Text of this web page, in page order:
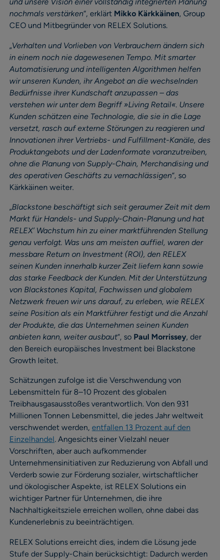
nochmals verstärken“, erklärt Mikko Kärkkäinen, Group
CEO und Mitbegründer von RELEX Solutions.
„Verhalten und Vorlieben von Verbrauchern ändern sich
in einem noch nie dagewesenen Tempo. Mit smarter
Automatisierung und intelligenten Algorithmen helfen
wir unseren Kunden, ihr Angebot an die wechselnden
Bedürfnisse ihrer Kundschaft anzupassen – das
verstehen wir unter dem Begriff »Living Retail«. Unsere
Kunden schätzen eine Technologie, die sie in die Lage
versetzt, rasch auf externe Störungen zu reagieren und
Innovationen ihrer Vertriebs- und Fulfillment-Kanäle, des
Produktangebots und der Ladenformate voranzutreiben,
ohne die Planung von Supply-Chain, Merchandising und
des operativen Geschäfts zu vernachlässigen“, so
Kärkkäinen weiter.
„Blackstone beschäftigt sich seit geraumer Zeit mit dem
Markt für Handels- und Supply-Chain-Planung und hat
RELEX’ Wachstum hin zu einer marktführenden Stellung
genau verfolgt. Was uns am meisten auffiel, waren der
messbare Return on Investment (ROI), den RELEX
seinen Kunden innerhalb kurzer Zeit liefern kann sowie
das starke Feedback der Kunden. Mit der Unterstützung
von Blackstones Kapital, Fachwissen und globalem
Netzwerk freuen wir uns darauf, zu erleben, wie RELEX
seine Position als ein Marktführer festigt und die Anzahl
der Produkte, die das Unternehmen seinen Kunden
anbieten kann, weiter ausbaut“, so Paul Morrissey, der
den Bereich europäisches Investment bei Blackstone
Growth leitet.
Schätzungen zufolge ist die Verschwendung von
Lebensmitteln für 8–10 Prozent des globalen
Treibhausgasausstoßes verantwortlich. Von den 931
Millionen Tonnen Lebensmittel, die jedes Jahr weltweit
verschwendet werden, entfallen 13 Prozent auf den
Einzelhandel. Angesichts einer Vielzahl neuer
Vorschriften, aber auch aufkommender
Unternehmensinitiativen zur Reduzierung von Abfall und
Verderb sowie zur Förderung sozialer, wirtschaftlicher
und ökologischer Aspekte, ist RELEX Solutions ein
wichtiger Partner für Unternehmen, die ihre
Nachhaltigkeitsziele erreichen wollen, ohne dabei das
Kundenerlebnis zu beeinträchtigen.
RELEX Solutions erreicht dies, indem die Lösung jede
Stufe der Supply-Chain berücksichtigt: Dadurch werden